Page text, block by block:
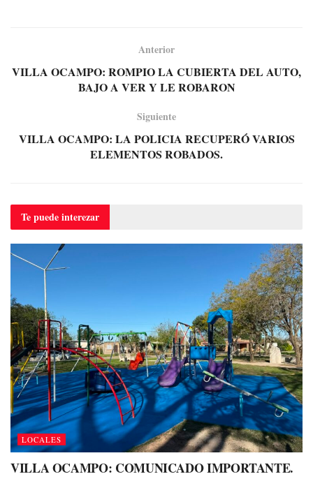
Anterior
VILLA OCAMPO: ROMPIO LA CUBIERTA DEL AUTO,
BAJO A VER Y LE ROBARON
Siguiente
VILLA OCAMPO: LA POLICIA RECUPERÓ VARIOS
ELEMENTOS ROBADOS.
Te puedeinterezar
LOCALES
VILLA OCAMPO: COMUNICADO IMPORTANTE.